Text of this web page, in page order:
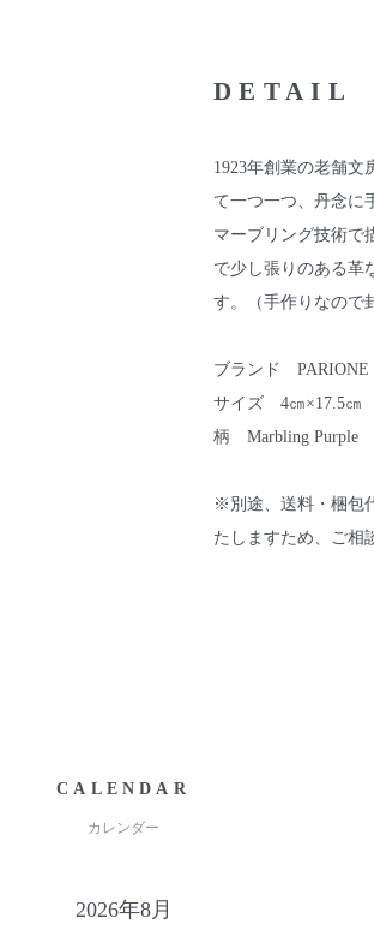
DETAIL
1923年創業の老舗文
て一つ一つ、丹念に
マーブリング技術で
で少し張りのある革
す。（手作りなので
ブランド PARIONE
サイズ 4㎝×17.5㎝
柄 Marbling Purple
※別途、送料・梱包
たしますため、ご相
CALENDAR
カレンダー
2026年8月